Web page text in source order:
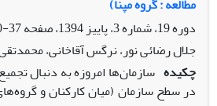
مطالعه : گروه مپنا)
دوره 19، شماره 3، پاییز 1394، صفحه
37-60
جلال رضائی نور، نرگس آقاخانی،
چکیده سازمان‌ها امروزه به دنبال
در سطح سازمان (میان کارکنان و